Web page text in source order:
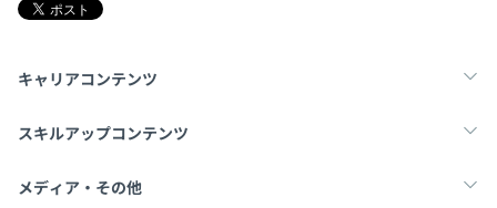
キャリアコンテンツ
転職・キャリア
スキルアップコンテンツ
学習
メディア・その他